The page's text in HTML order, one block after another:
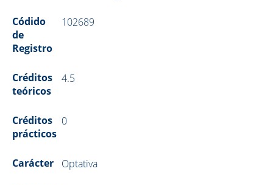
Códido
de
Registro
102689
Créditos
teóricos
4.5
Créditos
prácticos
0
Carácter Optativa